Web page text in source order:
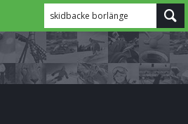
skidbacke borlänge